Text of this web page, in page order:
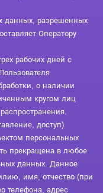
данных, разрешенных
Оператору
рабочих дней с
о наличии
кругом лиц
доступ)
персональных
прекращена в любое
данных. Данное
имя, отчество (при
телефона, адрес